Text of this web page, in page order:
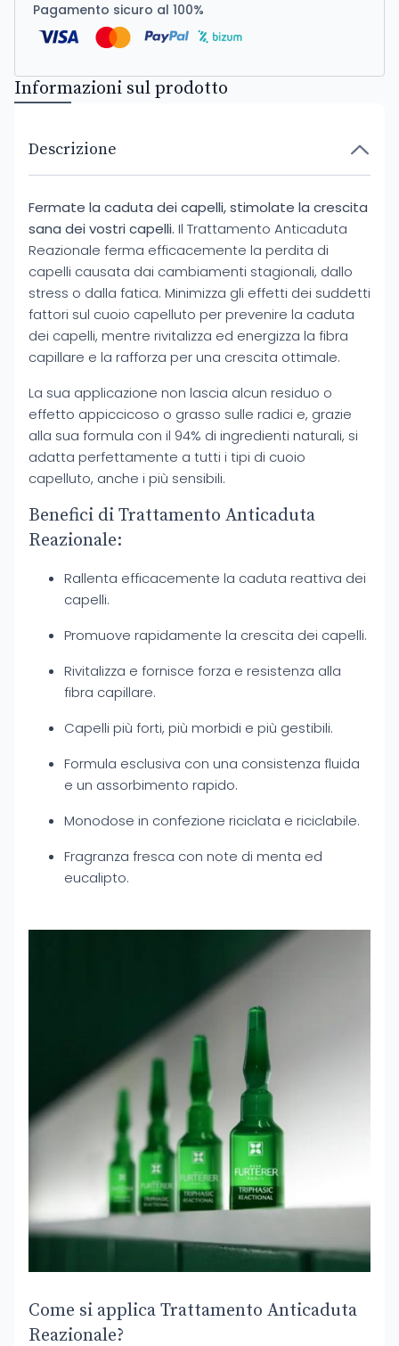
Pagamento sicuro al 100%
Informazioni sul prodotto
Descrizione
Fermate la caduta dei capelli, stimolate la crescita
sana dei vostri capelli. Il Trattamento Anticaduta
Reazionale ferma efficacemente la perdita di
capelli causata dai cambiamenti stagionali, dallo
stress o dalla fatica. Minimizza gli effetti dei suddetti
fattori sul cuoio capelluto per prevenire la caduta
dei capelli, mentre rivitalizza ed energizza la fibra
capillare e la rafforza per una crescita ottimale.
La sua applicazione non lascia alcun residuo o
effetto appiccicoso o grasso sulle radici e, grazie
alla sua formula con il 94% di ingredienti naturali, si
adatta perfettamente a tutti i tipi di cuoio
capelluto, anche i più sensibili.
Benefici di Trattamento Anticaduta
Reazionale:
Rallenta efficacemente la caduta reattiva dei
capelli.
Promuove rapidamente la crescita dei capelli.
Rivitalizza e fornisce forza e resistenza alla
fibra capillare.
Capelli più forti, più morbidi e più gestibili.
Formula esclusiva con una consistenza fluida
e un assorbimento rapido.
Monodose in confezione riciclata e riciclabile.
Fragranza fresca con note di menta ed
eucalipto.
Come si applica Trattamento Anticaduta
Reazionale?